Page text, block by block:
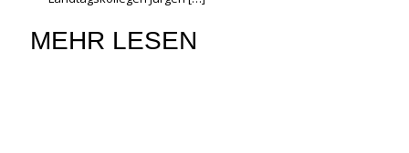
MEHR LESEN